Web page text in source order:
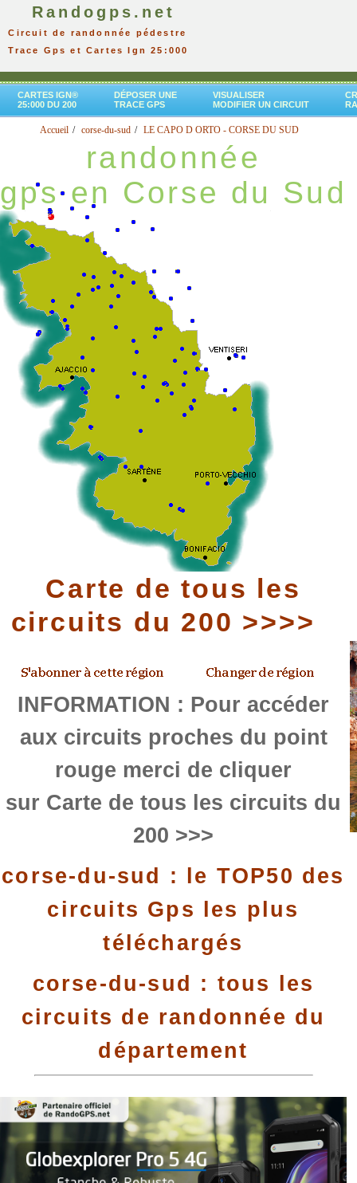
Randogps.net
Circuit de randonnée pédestre
Trace Gps et Cartes Ign 25:000
CARTES IGN®
25:000 DU 200
DÉPOSER UNE
TRACE GPS
VISUALISER
MODIFIER UN CIRCUIT
Accueil corse-du-sud LE CAPO D ORTO - CORSE DU SUD
randonnée
gps en Corse du Sud
Carte de tous les
circuits du 200 >>>>
INFORMATION : Pour accéder
aux circuits proches du point
rouge merci de cliquer
sur Carte de tous les circuits du
200 >>>
corse-du-sud : le TOP50 des
circuits Gps les plus
téléchargés
corse-du-sud : tous les
circuits de randonnée du
département